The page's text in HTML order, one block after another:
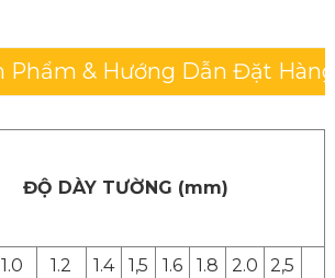
Phẩm & Hướng Dẫn Đặt Hàng
ĐỘ DÀY TƯỜNG (mm)
1.0 1.2 1.4 1,5 1.6 1.8 2.0
2,5